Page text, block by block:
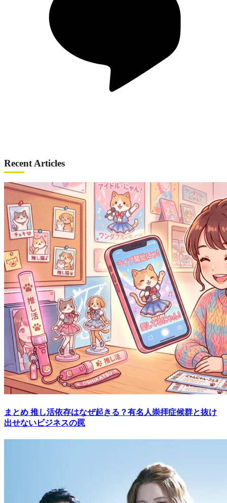
Recent Articles
まとめ 推し活依存はなぜ起きる？有名人崇拝症候群と抜け
出せないビジネスの罠